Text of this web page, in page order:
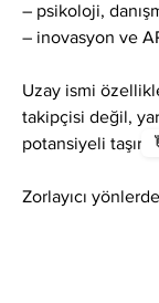
– psikoloji,
– inovasyon ve
Uzay ismi
takipçisi değil,
potansiyeli taşır.
Zorlayıcı